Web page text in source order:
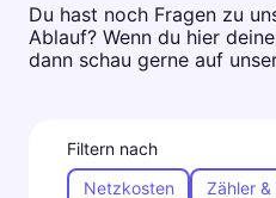
Du hast noch Fragen zu
Ablauf? Wenn du hier
dann schau gerne auf
Filtern nach
Netzkosten
Zähler